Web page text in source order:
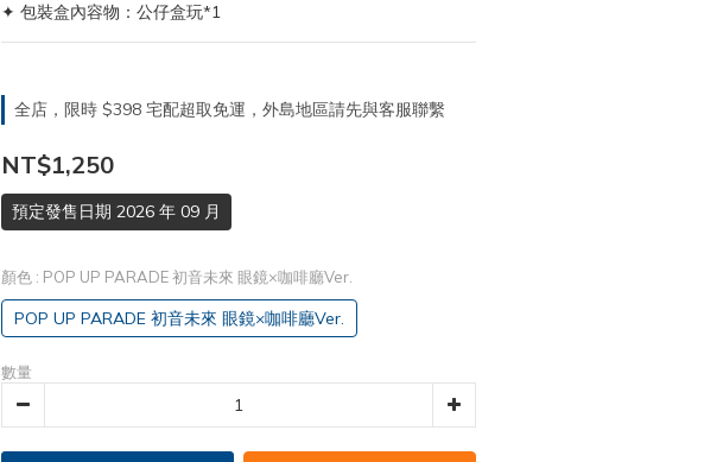
✦ 包裝盒內容物：公仔盒玩*1
全店，限時 $398 宅配超取免運，外島地區請先與客服聯繫
NT$1,250
預定發售日期 2026 年 09 月
顏色 : POP UP PARADE 初音未來 眼鏡×咖啡廳Ver.
POP UP PARADE 初音未來 眼鏡×咖啡廳Ver.
數量